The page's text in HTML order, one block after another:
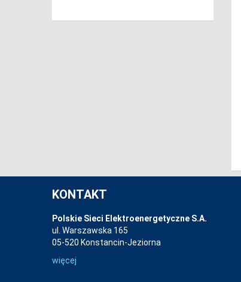
KONTAKT
Polskie Sieci Elektroenergetyczne S.A.
ul. Warszawska 165
05-520 Konstancin-Jeziorna
więcej